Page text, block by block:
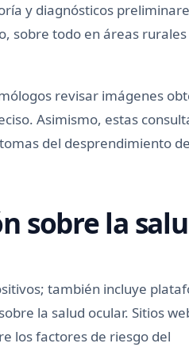
y diagnósticos
sobre todo en áreas
revisar imágenes
Asimismo, estas
del desprendimiento
sobre la
también incluye
la salud ocular. Sitios
los factores de riesgo del